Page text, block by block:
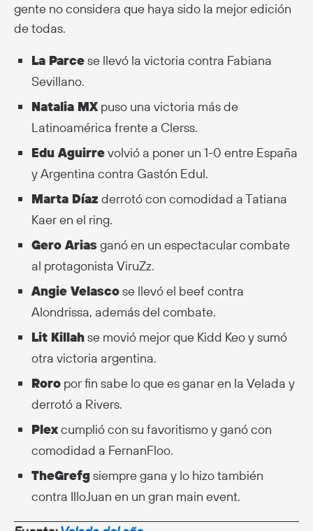
gente no considera que haya sido la mejor edición
de todas.
La Parcese llevó la victoria contra Fabiana
Sevillano.
Natalia MXpuso una victoria más de
Latinoamérica frente a Clerss.
Edu Aguirrevolvió a poner un 1-0 entre España
y Argentina contra Gastón Edul.
Marta Díaz derrotó con comodidad a Tatiana
Kaer en el ring.
Gero Arias ganó en un espectacular combate
al protagonista ViruZz.
Angie Velascose llevó el beef contra
Alondrissa, además del combate.
Lit Killahse movió mejor que Kidd Keo y sumó
otra victoria argentina.
Roro por fin sabe lo que es ganar en la Velada y
derrotó a Rivers.
Plexcumplió con su favoritismo y ganó con
comodidad a FernanFloo.
TheGrefgsiempre gana y lo hizo también
contra IlloJuan en un gran main event.